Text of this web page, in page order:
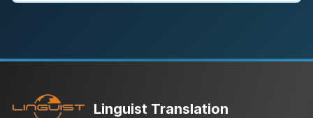
Linguist Translation